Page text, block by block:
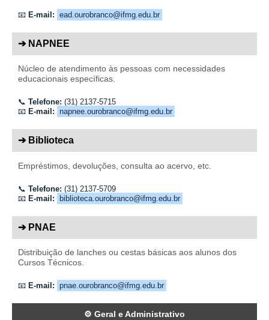
📧 E-mail: ead.ourobranco@ifmg.edu.br
➔ NAPNEE
Núcleo de atendimento às pessoas com necessidades
educacionais específicas.
📞 Telefone: (31) 2137-5715
📧 E-mail: napnee.ourobranco@ifmg.edu.br
➔ Biblioteca
Empréstimos, devoluções, consulta ao acervo, etc.
📞 Telefone: (31) 2137-5709
📧 E-mail: biblioteca.ourobranco@ifmg.edu.br
➔ PNAE
Distribuição de lanches ou cestas básicas aos alunos dos
Cursos Técnicos.
📧 E-mail: pnae.ourobranco@ifmg.edu.br
⚙️ Geral e Administrativo